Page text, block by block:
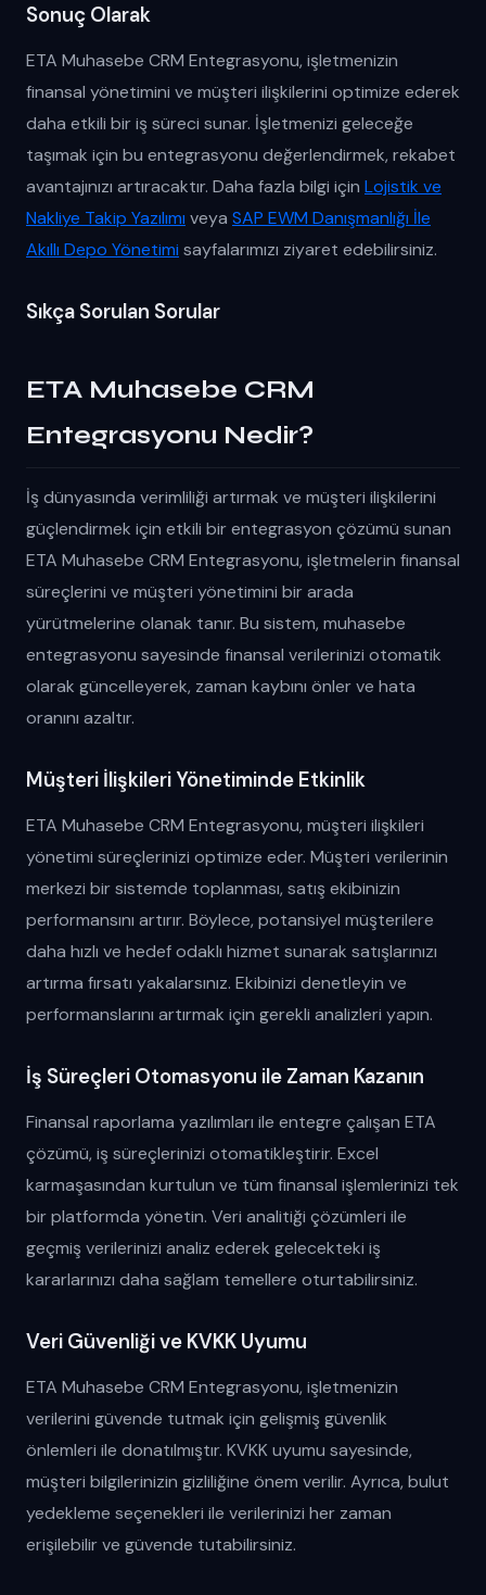
Sonuç Olarak
ETA Muhasebe CRM Entegrasyonu, işletmenizin
finansal yönetimini ve müşteri ilişkilerini optimize ederek
daha etkili bir iş süreci sunar. İşletmenizi geleceğe
taşımak için bu entegrasyonu değerlendirmek, rekabet
avantajınızı artıracaktır. Daha fazla bilgi için Lojistik ve
Nakliye Takip Yazılımı veya SAP EWM Danışmanlığı İle
Akıllı Depo Yönetimi sayfalarımızı ziyaret edebilirsiniz.
Sıkça Sorulan Sorular
ETA Muhasebe CRM
Entegrasyonu Nedir?
İş dünyasında verimliliği artırmak ve müşteri ilişkilerini
güçlendirmek için etkili bir entegrasyon çözümü sunan
ETA Muhasebe CRM Entegrasyonu, işletmelerin finansal
süreçlerini ve müşteri yönetimini bir arada
yürütmelerine olanak tanır. Bu sistem, muhasebe
entegrasyonu sayesinde finansal verilerinizi otomatik
olarak güncelleyerek, zaman kaybını önler ve hata
oranını azaltır.
Müşteri İlişkileri Yönetiminde Etkinlik
ETA Muhasebe CRM Entegrasyonu, müşteri ilişkileri
yönetimi süreçlerinizi optimize eder. Müşteri verilerinin
merkezi bir sistemde toplanması, satış ekibinizin
performansını artırır. Böylece, potansiyel müşterilere
daha hızlı ve hedef odaklı hizmet sunarak satışlarınızı
artırma fırsatı yakalarsınız. Ekibinizi denetleyin ve
performanslarını artırmak için gerekli analizleri yapın.
İş Süreçleri Otomasyonu ile Zaman Kazanın
Finansal raporlama yazılımları ile entegre çalışan ETA
çözümü, iş süreçlerinizi otomatikleştirir. Excel
karmaşasından kurtulun ve tüm finansal işlemlerinizi tek
bir platformda yönetin. Veri analitiği çözümleri ile
geçmiş verilerinizi analiz ederek gelecekteki iş
kararlarınızı daha sağlam temellere oturtabilirsiniz.
Veri Güvenliği ve KVKK Uyumu
ETA Muhasebe CRM Entegrasyonu, işletmenizin
verilerini güvende tutmak için gelişmiş güvenlik
önlemleri ile donatılmıştır. KVKK uyumu sayesinde,
müşteri bilgilerinizin gizliliğine önem verilir. Ayrıca, bulut
yedekleme seçenekleri ile verilerinizi her zaman
erişilebilir ve güvende tutabilirsiniz.